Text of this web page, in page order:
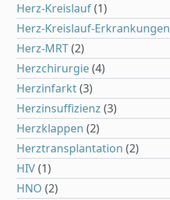
Herz-Kreislauf(1)
Herz-Kreislauf-Erkrankungen
Herz-MRT(2)
Herzchirurgie(4)
Herzinfarkt(3)
Herzinsuffizienz (3)
Herzklappen (2)
Herztransplantation (2)
HIV(1)
HNO (2)